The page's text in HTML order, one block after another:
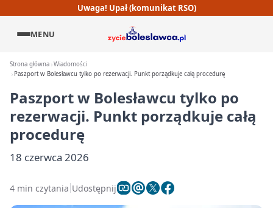
Uwaga! Upał (komunikat RSO)
MENU
Strona główna Wiadomości
Paszport w Bolesławcu tylko po rezerwacji. Punkt porządkuje całą procedurę
Paszport w Bolesławcu tylko po
rezerwacji. Punkt porządkuje całą
procedurę
18 czerwca 2026
4 min czytania Udostępnij